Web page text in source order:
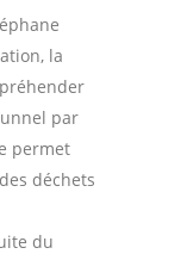
la
par
permet
déchets
du